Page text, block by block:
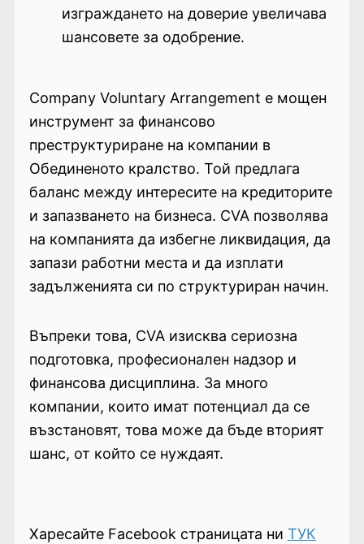
изграждането на доверие увеличава
шансовете за одобрение.
Company Voluntary Arrangement е мощен
инструмент за финансово
преструктуриране на компании в
Обединеното кралство. Той предлага
баланс между интересите на кредиторите
и запазването на бизнеса. CVA позволява
на компанията да избегне ликвидация, да
запази работни места и да изплати
задълженията си по структуриран начин.
Въпреки това, CVA изисква сериозна
подготовка, професионален надзор и
финансова дисциплина. За много
компании, които имат потенциал да се
възстановят, това може да бъде вторият
шанс, от който се нуждаят.
Харесайте Facebook страницата ни ТУК